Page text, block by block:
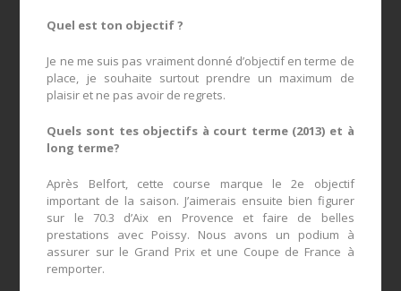
Quel est ton objectif ?
Je ne me suis pas vraiment donné d’objectif en terme de
place, je souhaite surtout prendre un maximum de
plaisir et ne pas avoir de regrets.
Quels sont tes objectifs à court terme (2013) et à
long terme?
Après Belfort, cette course marque le 2e objectif
important de la saison. J’aimerais ensuite bien figurer
sur le 70.3 d’Aix en Provence et faire de belles
prestations avec Poissy. Nous avons un podium à
assurer sur le Grand Prix et une Coupe de France à
remporter.